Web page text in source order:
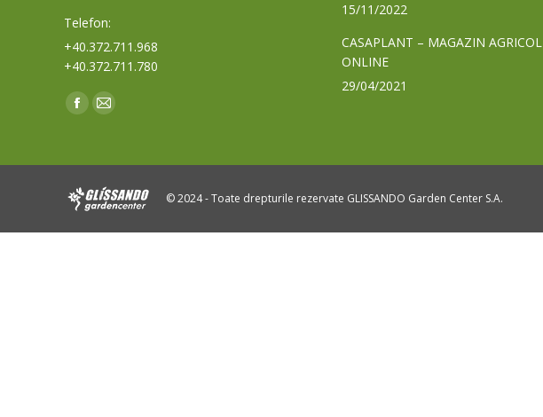
Telefon:
+40.372.711.968
+40.372.711.780
Find us on:
Facebook
new
Mail
new
15/11/2022
CASAPLANT – MAGAZIN AGRICOL
ONLINE
29/04/2021
© 2024 - Toate drepturile rezervate GLISSANDO Garden Center S.A.